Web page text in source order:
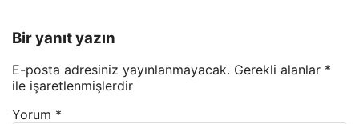
Bir yanıt yazın
E-posta adresiniz yayınlanmayacak. Gerekli alanlar *
ile işaretlenmişlerdir
Yorum *